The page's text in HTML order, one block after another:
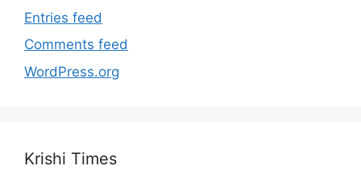
Entries feed
Comments feed
WordPress.org
Krishi Times